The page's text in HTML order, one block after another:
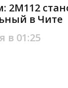
2М112
в Чите
в 01:25